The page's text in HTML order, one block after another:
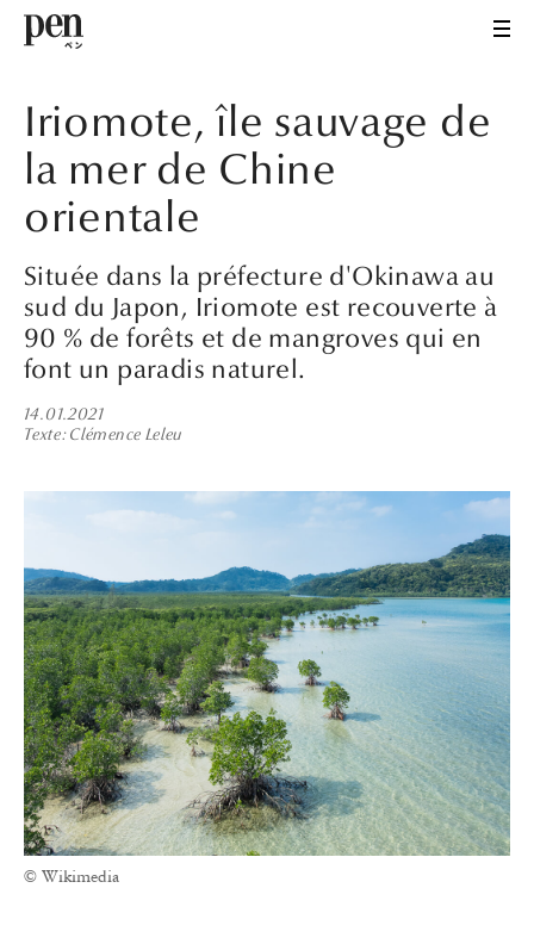
Iriomote, île sauvage de
la mer de Chine
orientale
Située dans la préfecture d'Okinawa au
sud du Japon, Iriomote est recouverte à
90 % de forêts et de mangroves qui en
font un paradis naturel.
14.01.2021
Texte Clémence Leleu
© Wikimedia